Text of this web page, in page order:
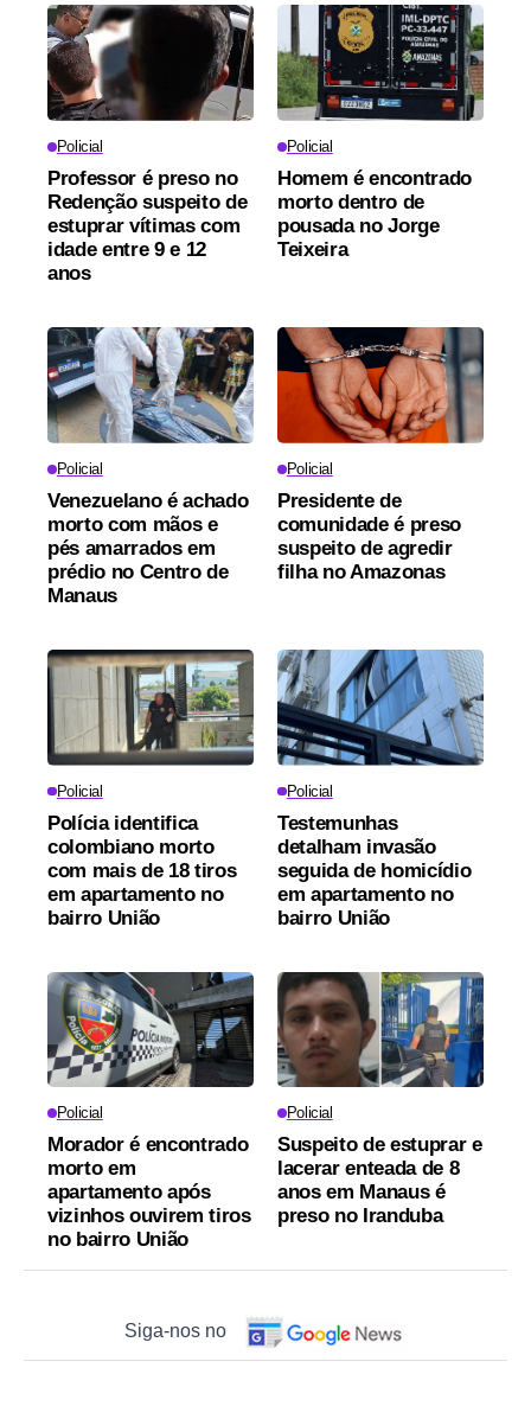
Policial
Professor é preso no
Redenção suspeito de
estuprar vítimas com
idade entre 9 e 12
anos
Policial
Homem é encontrado
morto dentro de
pousada no Jorge
Teixeira
Policial
Venezuelano é achado
morto com mãos e
pés amarrados em
prédio no Centro de
Manaus
Policial
Presidente de
comunidade é preso
suspeito de agredir
filha no Amazonas
Policial
Polícia identifica
colombiano morto
com mais de 18 tiros
em apartamento no
bairro União
Policial
Testemunhas
detalham invasão
seguida de homicídio
em apartamento no
bairro União
Policial
Morador é encontrado
morto em
apartamento após
vizinhos ouvirem tiros
no bairro União
Policial
Suspeito de estuprar e
lacerar enteada de 8
anos em Manaus é
preso no Iranduba
Siga-nos no